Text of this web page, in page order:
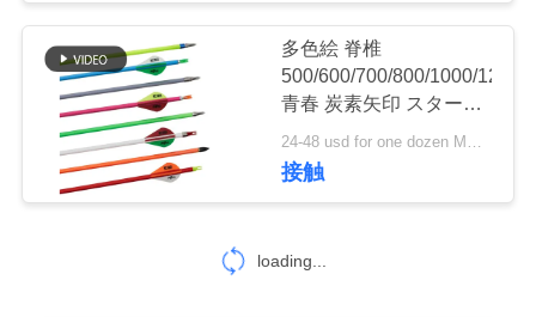
行
管
注文の矢
11
多色絵 脊椎
500/600/700/800/1000/1200/
青春 炭素矢印 スタート
炭素繊維矢印
接触
loading...